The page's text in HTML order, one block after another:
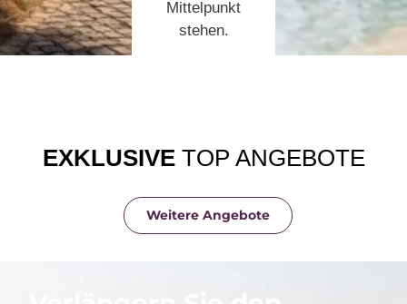
Mittelpunkt
stehen.
EXKLUSIVETOP ANGEBOTE
Weitere Angebote